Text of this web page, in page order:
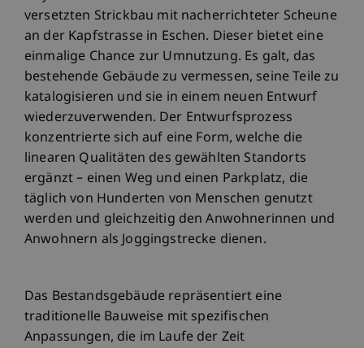
versetzten Strickbau mit nacherrichteter Scheune
an der Kapfstrasse in Eschen. Dieser bietet eine
einmalige Chance zur Umnutzung. Es galt, das
bestehende Gebäude zu vermessen, seine Teile zu
katalogisieren und sie in einem neuen Entwurf
wiederzuverwenden. Der Entwurfsprozess
konzentrierte sich auf eine Form, welche die
linearen Qualitäten des gewählten Standorts
ergänzt – einen Weg und einen Parkplatz, die
täglich von Hunderten von Menschen genutzt
werden und gleichzeitig den Anwohnerinnen und
Anwohnern als Joggingstrecke dienen.
Das Bestandsgebäude repräsentiert eine
traditionelle Bauweise mit spezifischen
Anpassungen, die im Laufe der Zeit